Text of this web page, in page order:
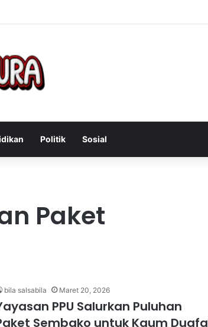
Post Power Syndrome Setelah Pensiun Kerja
Politik Sosial
Paket
bila salsabila Maret 20, 2026
PPU Salurkan Puluhan
Sembako untuk Kaum Duafa